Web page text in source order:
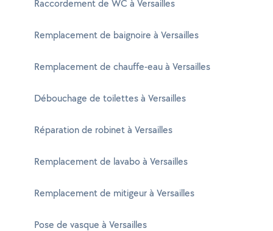
Raccordement de WC à Versailles
Remplacement de baignoire à Versailles
Remplacement de chauffe-eau à Versailles
Débouchage de toilettes à Versailles
Réparation de robinet à Versailles
Remplacement de lavabo à Versailles
Remplacement de mitigeur à Versailles
Pose de vasque à Versailles